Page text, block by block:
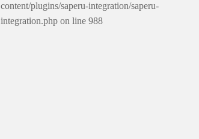
content/plugins/saperu-integration/saperu-
integration.php on line 988